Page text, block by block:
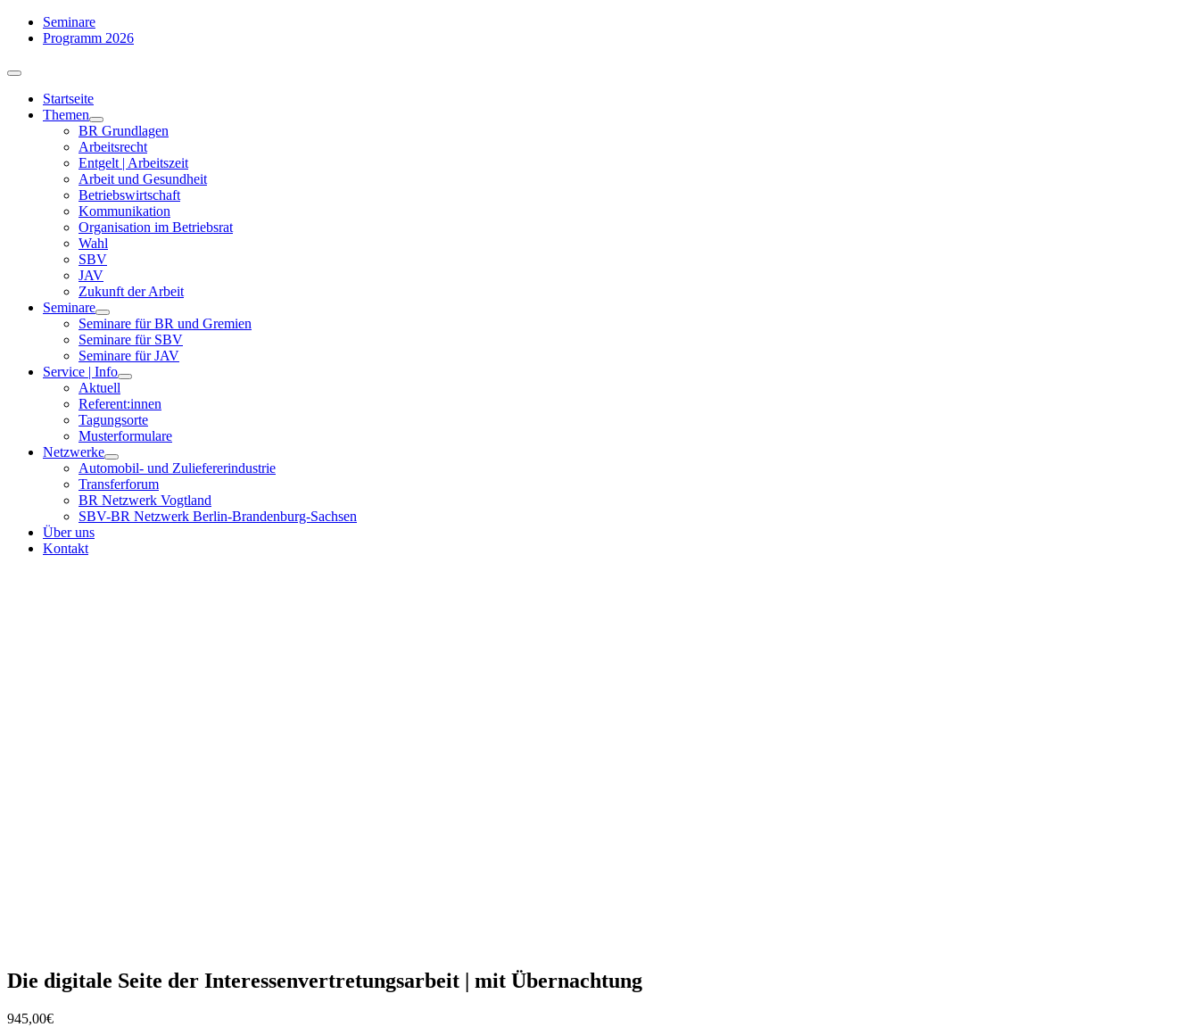
Zum
Inhalt
Seminare
Programm 2026
Toggle
NavigationStartseite
Themen
BR Grundlagen
Arbeits­recht
Entgelt | Arbeitszeit
Arbeit und Gesundheit
Betriebswirtschaft
Kommuni­kation
Organisation im Betriebsrat
Wahl
SBV
JAV
Zukunft der Arbeit
Seminare
Seminare für BR und Gremien
Seminare für SBV
Seminare für JAV
Service | Info
Aktuell
Referent:innen
Tagungsorte
Musterformulare
Netzwerke
Automobil- und Zuliefererindustrie
Transferforum
BR Netzwerk Vogtland
SBV-BR Netzwerk Berlin-Brandenburg-Sachsen
Über uns
Kontakt
Die digitale Seite der Interessenvertretungsarbeit | mit Übernachtung
945,00€